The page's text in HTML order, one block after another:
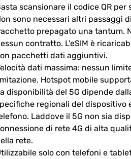
scansionare il codice QR per
sono necessari altri passaggi
prepagato una tantum.
contratto. L'eSIM è
pacchetti dati aggiuntivi.
dati massima: nessun
Hotspot mobile
disponibilità del 5G dipende
regionali del dispositivo
Laddove il 5G non sia
di rete 4G di alta
rete.
solo con telefoni e